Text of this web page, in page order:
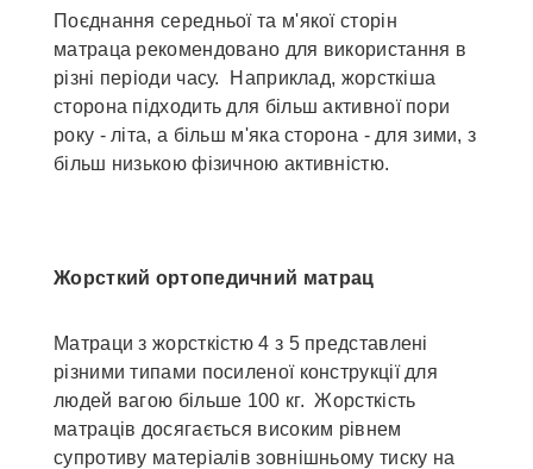
Поєднання середньої та м'якої сторін
матраца рекомендовано для використання в
різні періоди часу. Наприклад, жорсткіша
сторона підходить для більш активної пори
року - літа, а більш м'яка сторона - для зими, з
більш низькою фізичною активністю.
Жорсткий ортопедичний матрац
Матраци з жорсткістю 4 з 5 представлені
різними типами посиленої конструкції для
людей вагою більше 100 кг. Жорсткість
матраців досягається високим рівнем
супротиву матеріалів зовнішньому тиску на